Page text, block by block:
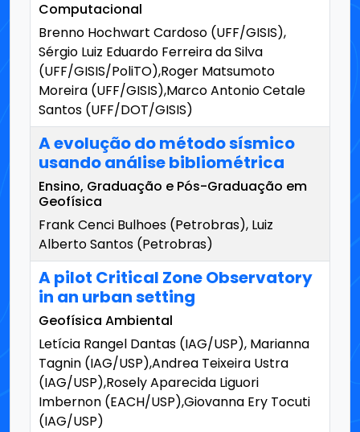
Computacional
Brenno Hochwart Cardoso (UFF/GISIS),
Sérgio Luiz Eduardo Ferreira da Silva
(UFF/GISIS/PoliTO),Roger Matsumoto
Moreira (UFF/GISIS),Marco Antonio Cetale
Santos (UFF/DOT/GISIS)
A evolução do método sísmico
usando análise bibliométrica
Ensino, Graduação e Pós-Graduação em
Geofísica
Frank Cenci Bulhoes (Petrobras), Luiz
Alberto Santos (Petrobras)
A pilot Critical Zone Observatory
in an urban setting
Geofísica Ambiental
Letícia Rangel Dantas (IAG/USP), Marianna
Tagnin (IAG/USP),Andrea Teixeira Ustra
(IAG/USP),Rosely Aparecida Liguori
Imbernon (EACH/USP),Giovanna Ery Tocuti
(IAG/USP)